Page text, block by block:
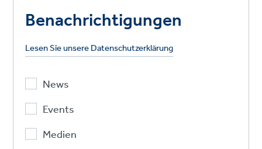
Benachrichtigungen
Lesen Sie unsere Datenschutzerklärung
News
Events
Medien